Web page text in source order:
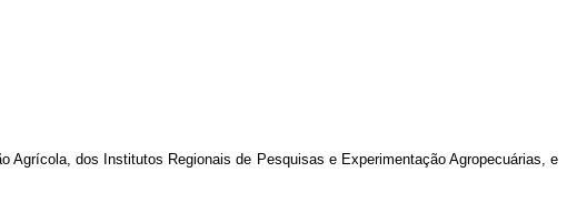
Agrícola, dos Institutos Regionais de Pesquisas e Experimentação Agropecuárias, e